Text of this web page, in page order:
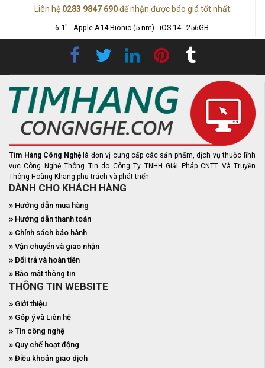
Liên hệ 0283 9847 690để nhận được báo giá tốt nhất
6.1" - Apple A14 Bionic (5 nm) - iOS 14 - 256GB
Tìm Hàng Công Nghệ là đơn vị cung cấp các sản phẩm, dịch vụ thuộc lĩnh
vực Công Nghệ Thông Tin do Công Ty TNHH Giải Pháp CNTT Và Truyền
Thông Hoàng Khang phụ trách và phát triển.
DÀNH CHO KHÁCH HÀNG
Hướng dẫn mua hàng
Hướng dẫn thanh toán
Chính sách bảo hành
Vận chuyển và giao nhận
Đổi trả và hoàn tiền
Bảo mật thông tin
THÔNG TIN WEBSITE
Giới thiệu
Góp ý và Liên hệ
Tin công nghệ
Quy chế hoạt động
Điều khoản giao dịch